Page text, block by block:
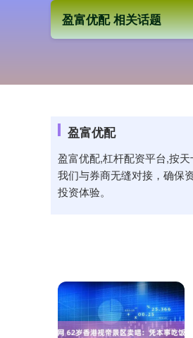
盈富优配
盈富优配,杠杆配资平台,按
我们与券商无缝对接，确保
投资体验。
盈富优配 相关话题